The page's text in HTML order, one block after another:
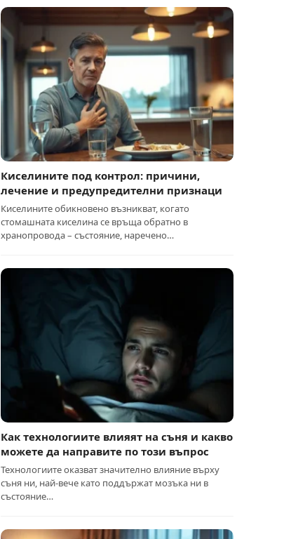
Киселините под контрол: причини,
лечение и предупредителни признаци
Киселините обикновено възникват, когато
стомашната киселина се връща обратно в
хранопровода – състояние, наречено…
Как технологиите влияят на съня и какво
можете да направите по този въпрос
Технологиите оказват значително влияние върху
съня ни, най-вече като поддържат мозъка ни в
състояние…